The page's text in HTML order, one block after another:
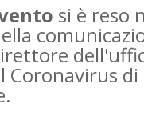
si è reso
Coronavirus di